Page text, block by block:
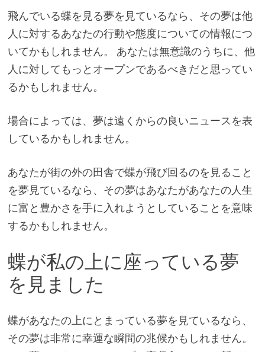
飛んでいる蝶を見る夢を見ているなら、その夢は他
人に対するあなたの行動や態度についての情報につ
いてかもしれません。 あなたは無意識のうちに、他
人に対してもっとオープンであるべきだと思ってい
るかもしれません。
場合によっては、夢は遠くからの良いニュースを表
しているかもしれません。
あなたが街の外の田舎で蝶が飛び回るのを見ること
を夢見ているなら、その夢はあなたがあなたの人生
に富と豊かさを手に入れようとしていることを意味
するかもしれません。
蝶が私の上に座っている夢
を見ました
蝶があなたの上にとまっている夢を見ているなら、
その夢は非常に幸運な瞬間の兆候かもしれません。